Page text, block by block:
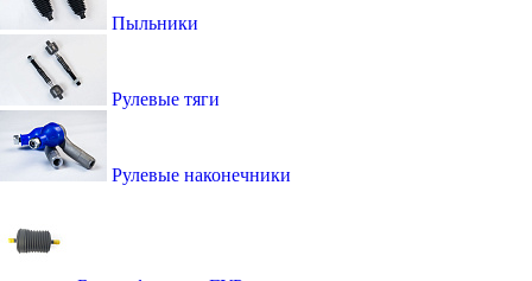
Пыльники
Рулевые тяги
Рулевые наконечники